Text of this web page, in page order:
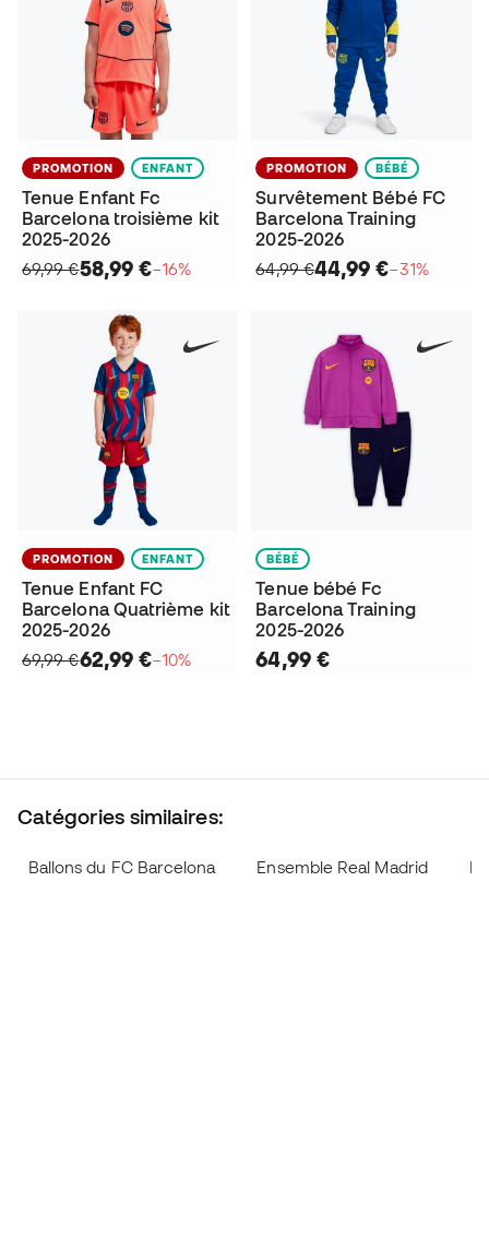
PROMOTION ENFANT
Tenue Enfant Fc
Barcelona troisième kit
2025-2026
69,99 €58,99 €−16%
PROMOTION BÉBÉ
Survêtement Bébé FC
Barcelona Training
2025-2026
64,99 €44,99 €−31%
PROMOTION ENFANT
Tenue Enfant FC
Barcelona Quatrième kit
2025-2026
69,99 €62,99 €−10%
BÉBÉ
Tenue bébé Fc
Barcelona Training
2025-2026
64,99 €
Catégories similaires:
Ballons du FC Barcelona Ensemble Real Madrid